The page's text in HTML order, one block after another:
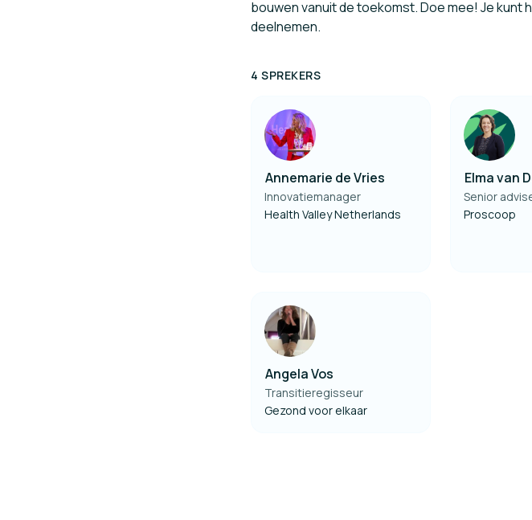
bouwen vanuit de toekomst. Doe mee! Je
deelnemen.
4 SPREKERS
Annemarie de Vries
Innovatiemanager
Health Valley Netherlands
Elma van
Senior
Proscoop
Angela Vos
Transitieregisseur
Gezond voor elkaar